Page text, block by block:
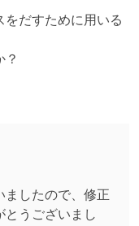
だすために用いる
？
ましたので、修正
とうございまし